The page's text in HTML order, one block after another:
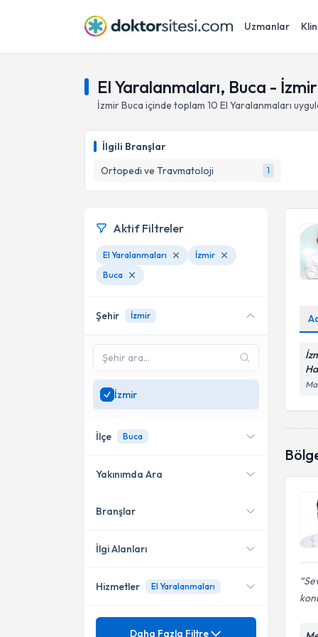
Uzmanlar
El Yaralanmaları, Buca - İzmir
İzmirBuca içinde toplam 10 El Yaralanmaları
İlgili Branşlar
Ortopedi ve Travmatoloji
1
Aktif Filtreler
El Yaralanmaları
İzmir
Buca
Şehir İzmir
İzmir
İlçe Buca
Konak
Karşıyaka
Yakınımda Ara
Konumuma yakın uzmanları
Branşlar
Ortopedi ve Travmatoloji
İlgi Alanları
Acl (Ön Çapraz Bağ) Yırtığı
Hizmetler El Yaralanmaları
Mezuniyet
Daha Fazla Filtre